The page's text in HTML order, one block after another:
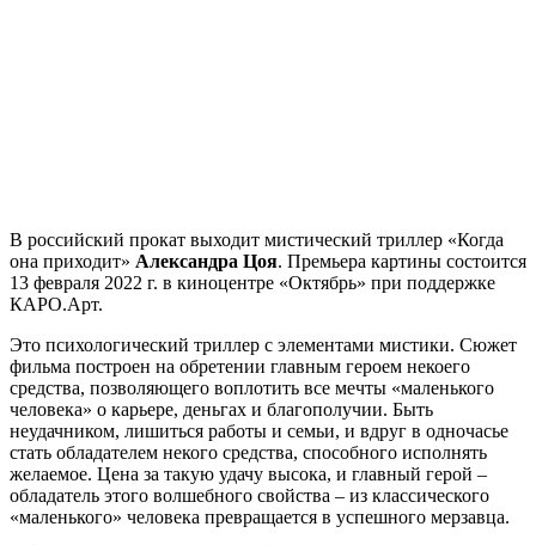
В российский прокат выходит мистический триллер «Когда
она приходит» Александра Цоя. Премьера картины состоится
13 февраля 2022 г. в киноцентре «Октябрь» при поддержке
КАРО.Арт.
Это психологический триллер с элементами мистики. Сюжет
фильма построен на обретении главным героем некоего
средства, позволяющего воплотить все мечты «маленького
человека» о карьере, деньгах и благополучии. Быть
неудачником, лишиться работы и семьи, и вдруг в одночасье
стать обладателем некого средства, способного исполнять
желаемое. Цена за такую удачу высока, и главный герой –
обладатель этого волшебного свойства – из классического
«маленького» человека превращается в успешного мерзавца.